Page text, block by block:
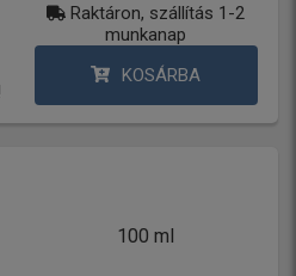
Raktáron, szállítás 1-2
munkanap
KOSÁRBA
100 ml